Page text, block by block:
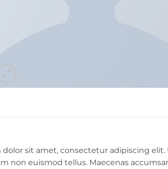
dolor sit amet, consectetur adipiscing
non euismod tellus. Maecenas